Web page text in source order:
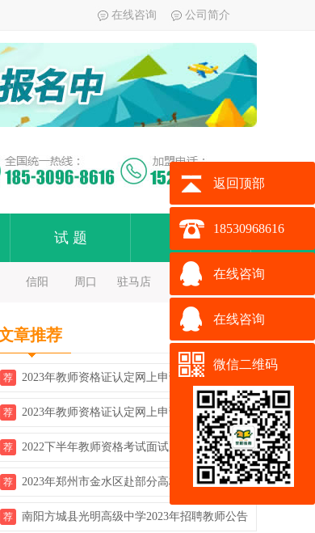
在线咨询 公司简介
试 题 加 盟
信阳 周口 驻马店
章推荐
荐 2023年教师资格证认定网上申请详细流程
荐 2023年教师资格证认定网上申请详细流程
荐 2022下半年教师资格考试面试成绩查询开
启！！
荐 2023年郑州市金水区赴部分高校校园招聘120
名中学教师公告
荐 南阳方城县光明高级中学2023年招聘教师公告
返回顶部
18530968616
在线咨询
在线咨询
微信二维码